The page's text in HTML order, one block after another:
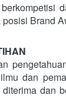
Brand
dan
dan